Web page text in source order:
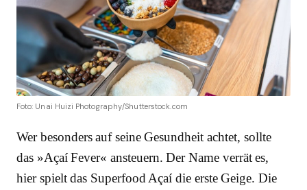
Foto: Unai Huizi Photography/Shutterstock.com
Wer besonders auf seine Gesundheit achtet, sollte
das »Açaí Fever« ansteuern. Der Name verrät es,
hier spielt das Superfood Açaí die erste Geige. Die